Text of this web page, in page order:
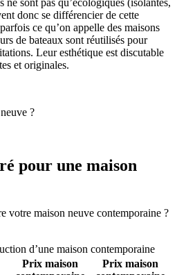
donc se différencier de cette
ce qu’on appelle des maisons
de bateaux sont réutilisés pour
Leur esthétique est discutable
et originales.
?
pour une maison
votre maison neuve contemporaine ?
d’une maison contemporaine
Prix maison
Prix maison